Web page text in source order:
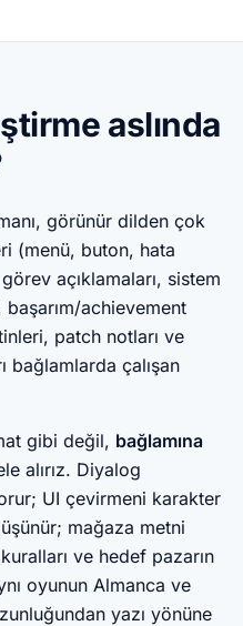
aslında
görünür dilden çok
(menü, buton, hata
açıklamaları, sistem
achievement
patch notları ve
bağlamlarda çalışan
gibi değil, bağlamına
alırız. Diyalog
UI çevirmeni karakter
mağaza metni
ve hedef pazarın
oyunun Almanca ve
yazı yönüne